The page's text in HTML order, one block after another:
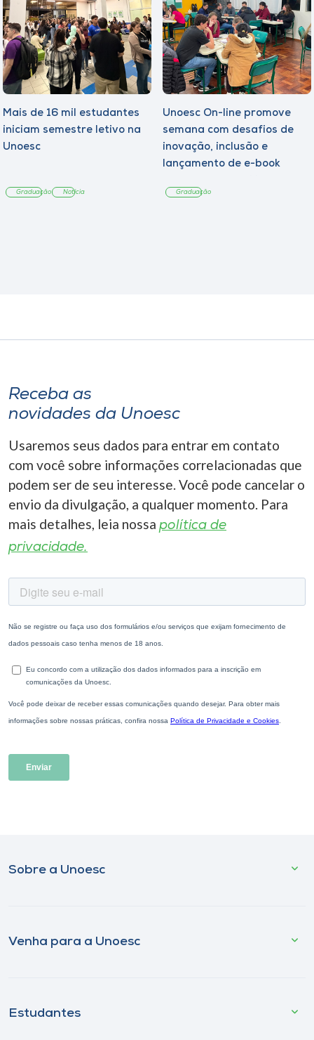
Mais de 16 mil estudantes
iniciam semestre letivo na
Unoesc
Graduação Notícia
Unoesc On-line promove
semana com desafios de
inovação, inclusão e
lançamento de e-book
Graduação
Receba as
novidades da Unoesc
Usaremos seus dados para entrar em contato
com você sobre informações correlacionadas que
podem ser de seu interesse. Você pode cancelar o
envio da divulgação, a qualquer momento. Para
mais detalhes, leia nossa política de
privacidade.
Sobre a Unoesc
Venha para a Unoesc
Estudantes